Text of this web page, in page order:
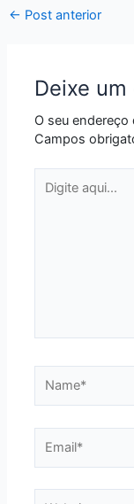
← Post anterior
Deixe
O seu
Campos
aqui...